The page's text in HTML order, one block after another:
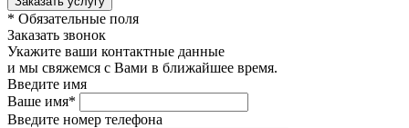
* Обязательные поля
Заказать звонок
Укажите ваши контактные данные
и мы свяжемся с Вами в ближайшее время.
Введите имя
Ваше имя*
Введите номер телефона